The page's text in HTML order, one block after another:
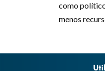
como
menos